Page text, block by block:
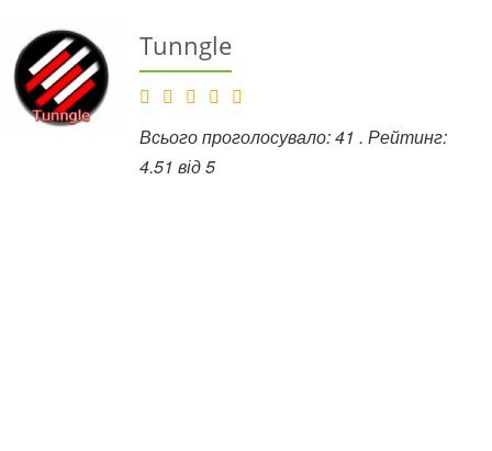
Tunngle
Всього проголосувало:41 . Рейтинг:
4.51 від5